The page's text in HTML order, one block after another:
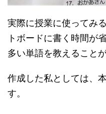
実際に授業に使ってみ
トボードに書く時間が
多い単語を教えること
作成した私としては、
す。